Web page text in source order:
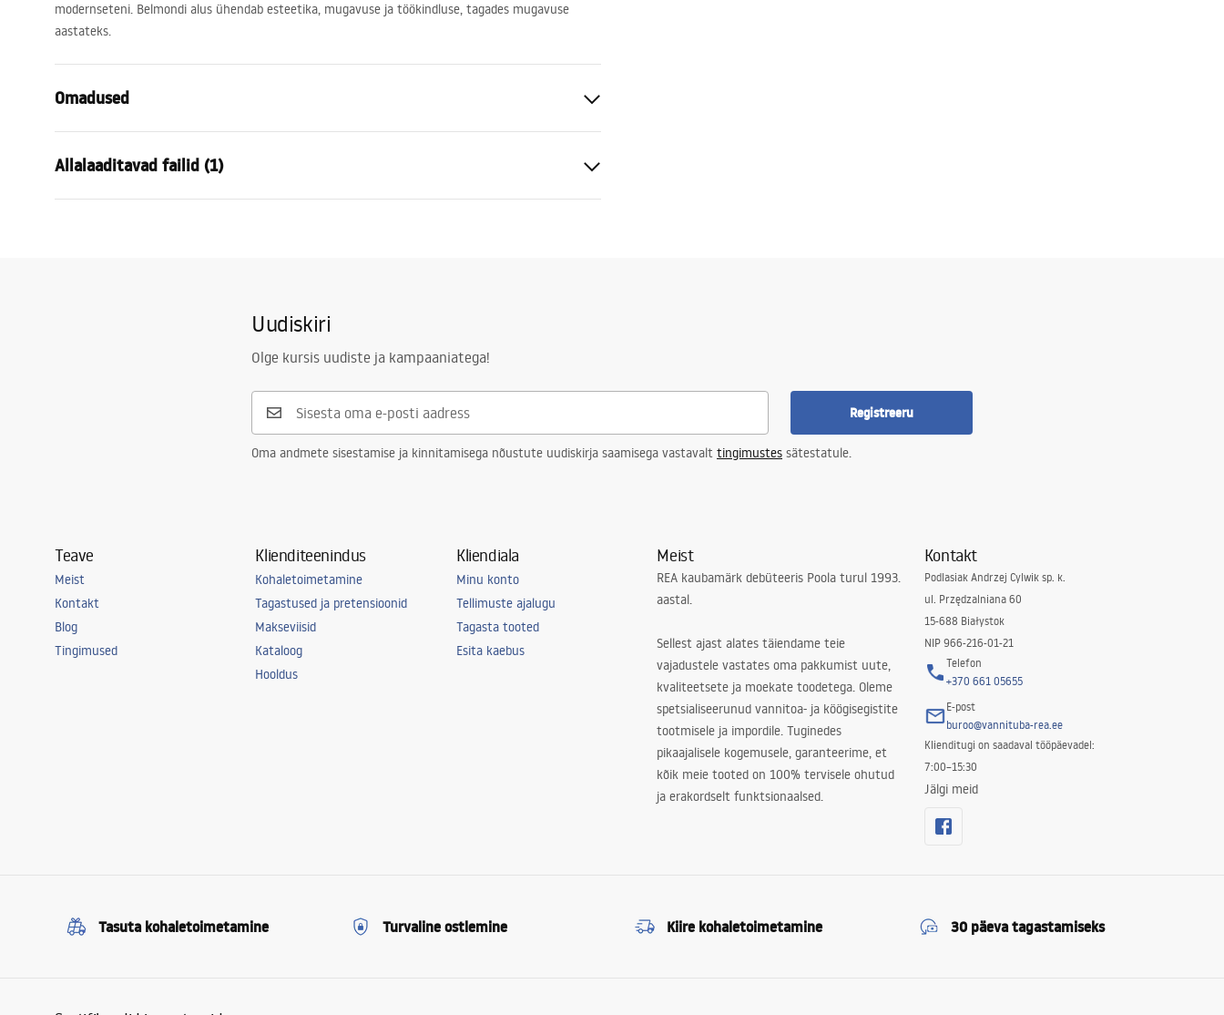
modernseteni. Belmondi alus ühendab esteetika, mugavuse ja töökindluse, tagades mugavuse
aastateks.
Omadused
Materjal
Pikkus
1200mm
Ei
24 kuud
Allalaaditavad failid (1)
Uudiskiri
Olge kursis uudiste ja kampaaniatega!
Registreeru
Oma andmete sisestamise ja kinnitamisega nõustute uudiskirja saamisega vastavalt tingimustes sätestatule.
Teave
Meist
Kontakt
Blog
Tingimused
Klienditeenindus
Kohaletoimetamine
Tagastused ja pretensioonid
Makseviisid
Kataloog
Hooldus
Kliendiala
Minu konto
Tellimuste ajalugu
Tagasta tooted
Esita kaebus
Meist
REA kaubamärk debüteeris Poola turul 1993.
aastal.
Sellest ajast alates täiendame teie
vajadustele vastates oma pakkumist uute,
kvaliteetsete ja moekate toodetega. Oleme
spetsialiseerunud vannitoa- ja köögisegistite
tootmisele ja impordile. Tuginedes
pikaajalisele kogemusele, garanteerime, et
kõik meie tooted on 100% tervisele ohutud
ja erakordselt funktsionaalsed.
Kontakt
Podlasiak Andrzej Cylwik sp. k.
ul. Przędzalniana 60
15-688 Białystok
NIP 966-216-01-21
Telefon
+370 661 05655
E-post
buroo@vannituba-rea.ee
Klienditugi on saadaval tööpäevadel:
7:00–15:30
Jälgi meid
Tasuta kohaletoimetamine Turvaline ostlemine Kiire kohaletoimetamine 30 päeva tagastamiseks